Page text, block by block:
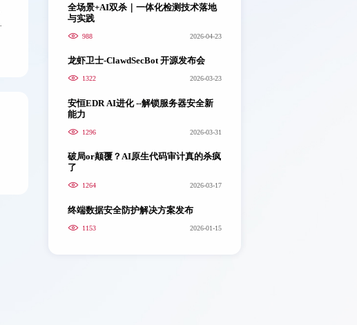
全场景+AI双杀｜一体化检测技术落地
与实践
988 2026-04-23
龙虾卫士-ClawdSecBot 开源发布会
1322 2026-03-23
安恒EDR AI进化 --解锁服务器安全新
能力
1296 2026-03-31
破局or颠覆？AI原生代码审计真的杀疯
了
1264 2026-03-17
终端数据安全防护解决方案发布
1153 2026-01-15